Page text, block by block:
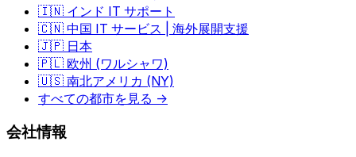
🇮🇳 インド IT サポート
🇨🇳 中国 IT サービス | 海外展開支援
🇯🇵 日本
🇵🇱 欧州 (ワルシャワ)
🇺🇸 南北アメリカ (NY)
すべての都市を見る →
会社情報